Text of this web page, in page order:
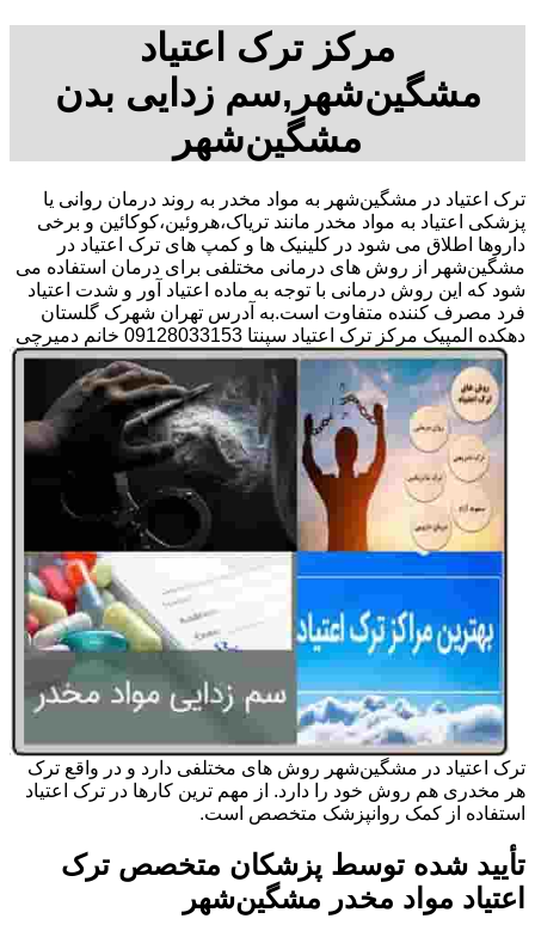
مرکز ترک اعتیاد
مشگین‌شهر,سم زدایی بدن
مشگین‌شهر
ترک اعتیاد در مشگین‌شهر به مواد مخدر به روند درمان روانی یا
پزشکی اعتیاد به مواد مخدر مانند تریاک،هروئین،کوکائین و برخی
داروها اطلاق می شود در کلینیک ها و کمپ های ترک اعتیاد در
مشگین‌شهر از روش های درمانی مختلفی برای درمان استفاده می
شود که این روش درمانی با توجه به ماده اعتیاد آور و شدت اعتیاد
فرد مصرف کننده متفاوت است.به آدرس تهران شهرک گلستان
دهکده المپیک مرکز ترک اعتیاد سپنتا 09128033153 خانم دمیرچی
ترک اعتیاد در مشگین‌شهر روش های مختلفی دارد و در واقع ترک
هر مخدری هم روش خود را دارد. از مهم ترین کارها در ترک اعتیاد
استفاده از کمک روانپزشک متخصص است.
تأیید شده توسط پزشکان متخصص ترک
اعتیاد مواد مخدر مشگین‌شهر